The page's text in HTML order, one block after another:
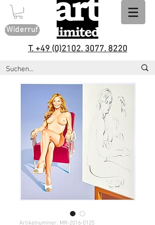
Widerruf
T. +49 (0)2102. 3077. 8220
Artikelnummer: MR-2016-0125